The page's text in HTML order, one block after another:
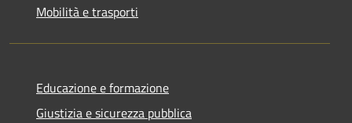
Mobilità e trasporti
Educazione e formazione
Giustizia e sicurezza pubblica